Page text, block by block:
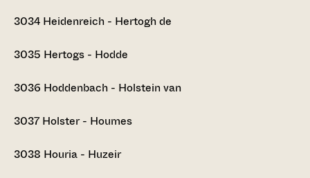
3034 Heidenreich - Hertogh de
3035 Hertogs - Hodde
3036 Hoddenbach - Holstein van
3037 Holster - Houmes
3038 Houria - Huzeir